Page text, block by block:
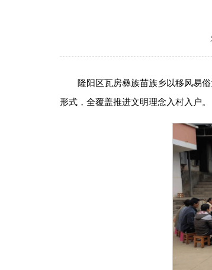
隆阳区瓦房彝族苗族乡以移风易
形式，全覆盖推进文明理念入村入户。